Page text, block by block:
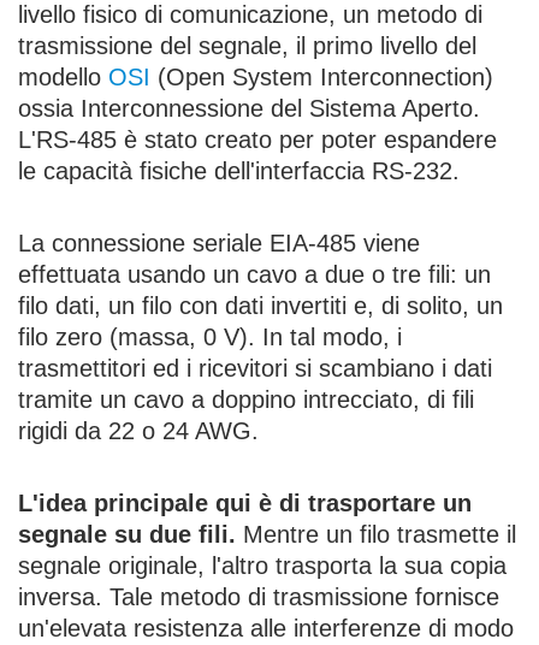
livello fisico di comunicazione, un metodo di
trasmissione del segnale, il primo livello del
modello OSI (Open System Interconnection)
ossia Interconnessione del Sistema Aperto.
L'RS-485 è stato creato per poter espandere
le capacità fisiche dell'interfaccia RS-232.
La connessione seriale EIA-485 viene
effettuata usando un cavo a due o tre fili: un
filo dati, un filo con dati invertiti e, di solito, un
filo zero (massa, 0 V). In tal modo, i
trasmettitori ed i ricevitori si scambiano i dati
tramite un cavo a doppino intrecciato, di fili
rigidi da 22 o 24 AWG.
L'idea principale qui è di trasportare un
segnale su due fili. Mentre un filo trasmette il
segnale originale, l'altro trasporta la sua copia
inversa. Tale metodo di trasmissione fornisce
un'elevata resistenza alle interferenze di modo